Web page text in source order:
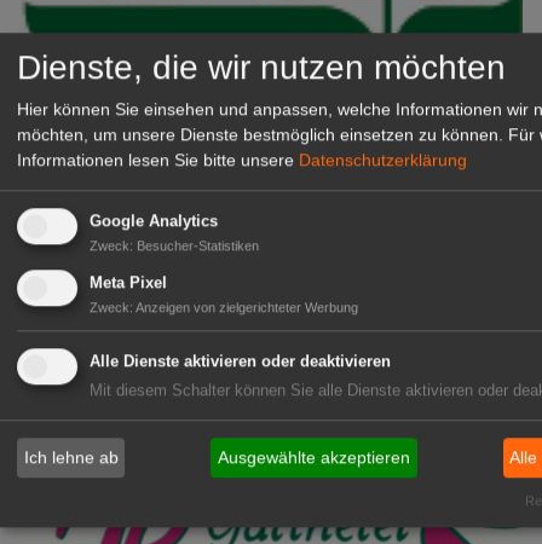
Kientzler Jungpflanzen GmbH
Gärtner im Zierpflanzenbau
(Geselle/Meister/Techniker)
(m/w/d)
Gensingen
zur Stellenanzeige
Dienste, die wir nutzen möchten
Hier können Sie einsehen und anpassen, welche Informationen wir
möchten, um unsere Dienste bestmöglich einsetzen zu können.
Für
Informationen lesen Sie bitte unsere Datenschutzerklärung
Google Analytics
Zweck: Besucher-Statistiken
Meta Pixel
Zweck: Anzeigen von zielgerichteter Werbung
Alle Dienste aktivieren oder deaktivieren
Mit diesem Schalter können Sie alle Dienste aktivieren oder
Ich lehne ab Ausgewählte akzeptieren Alle